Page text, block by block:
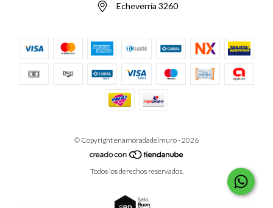
Echeverría 3260
© Copyright enamoradadelmuro - 2026
Todos los derechos reservados.